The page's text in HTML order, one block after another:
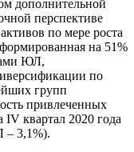
дополнительной
перспективе
по мере роста
на 51%
ЮЛ,
по
групп
привлеченных
IV квартал 2020 года
– 3,1%).